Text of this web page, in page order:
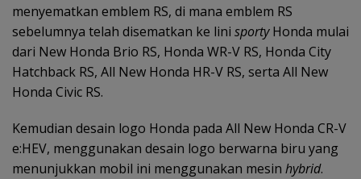
menyematkan emblem RS, di mana emblem RS
sebelumnya telah disematkan ke lini sportyHonda mulai
dari New Honda Brio RS, Honda WR-V RS, Honda City
Hatchback RS, All New Honda HR-V RS, serta All New
Honda Civic RS.
Kemudian desain logo Honda pada All New Honda CR-V
e:HEV, menggunakan desain logo berwarna biru yang
menunjukkan mobil ini menggunakan mesin hybrid.